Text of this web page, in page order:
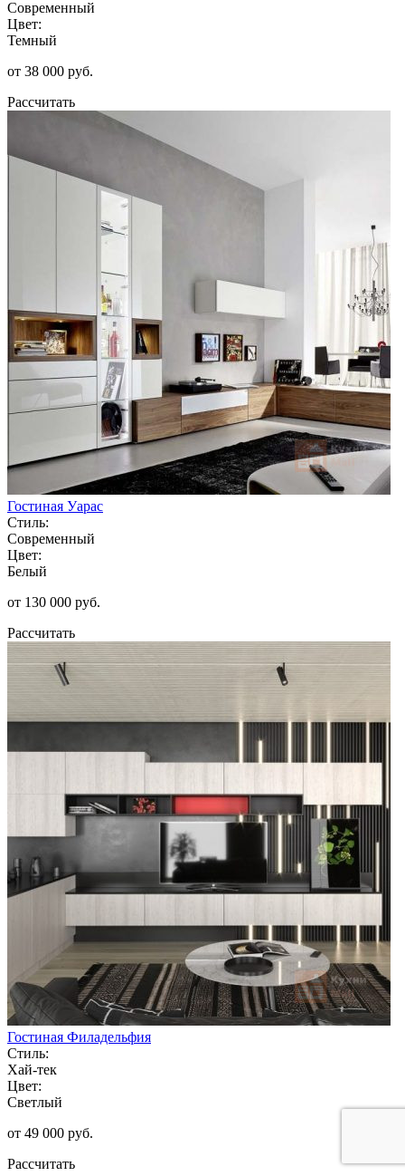
Современный
Цвет:
Темный
от 38 000 руб.
Рассчитать
Гостиная Уарас
Стиль:
Современный
Цвет:
Белый
от 130 000 руб.
Рассчитать
Гостиная Филадельфия
Стиль:
Хай-тек
Цвет:
Светлый
от 49 000 руб.
Рассчитать